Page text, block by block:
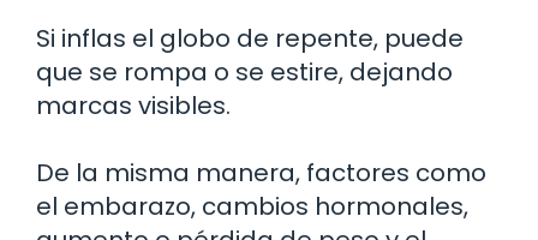
Si inflas el globo de repente, puede
que se rompa o se estire, dejando
marcas visibles.
De la misma manera, factores como
el embarazo, cambios hormonales,